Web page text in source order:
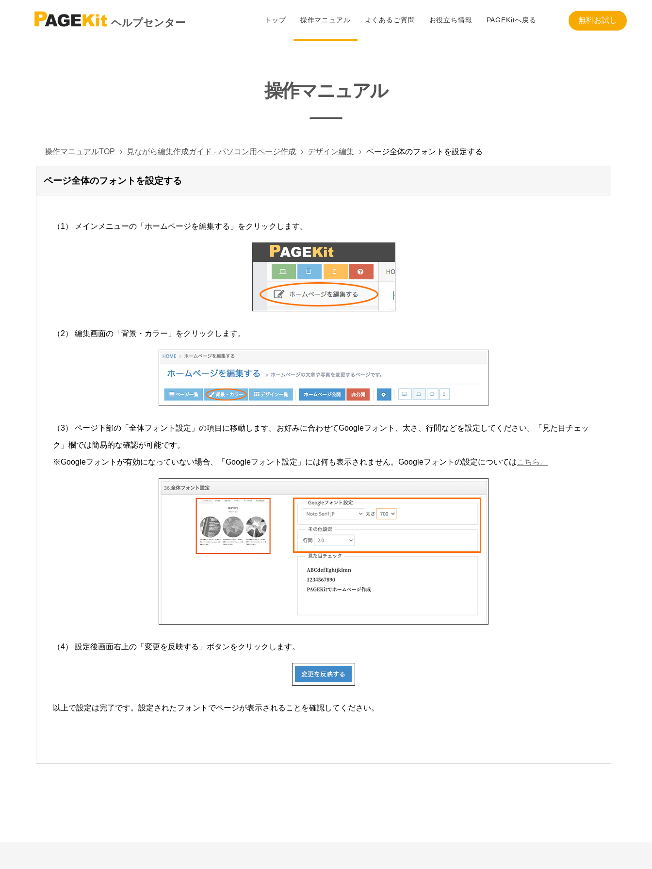
ヘルプセンター トップ 操作マニュアル よくあるご質問 お役立ち情報 PAGEKitへ戻る 無料お試し
操作マニュアル
操作マニュアルTOP 見ながら編集作成ガイド - パソコン用ページ作成 デザイン編集 ページ全体のフォントを設定する
ページ全体のフォントを設定する
（1） メインメニューの「ホームページを編集する」をクリックします。
（2） 編集画面の「背景・カラー」をクリックします。
（3） ページ下部の「全体フォント設定」の項目に移動します。お好みに合わせてGoogleフォント、太さ、行間などを設定してください。「見た目チェッ
ク」欄では簡易的な確認が可能です。
※Googleフォントが有効になっていない場合、「Googleフォント設定」には何も表示されません。Googleフォントの設定についてはこちら。
（4） 設定後画面右上の「変更を反映する」ボタンをクリックします。
以上で設定は完了です。設定されたフォントでページが表示されることを確認してください。